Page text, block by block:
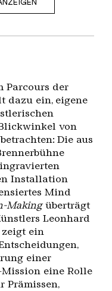
Parcours der
dazu ein, eigene
von
Die aus
Installation
Mind
Makingüberträgt
Leonhard
zeigt ein
einer
eine Rolle
Prämissen,